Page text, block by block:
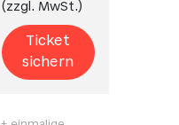
(zzgl. MwSt.)
Ticket
sichern